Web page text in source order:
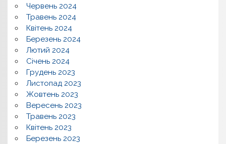
Червень 2024
Травень 2024
Квітень 2024
Березень 2024
Лютий 2024
Січень 2024
Грудень 2023
Листопад 2023
Жовтень 2023
Вересень 2023
Травень 2023
Квітень 2023
Березень 2023